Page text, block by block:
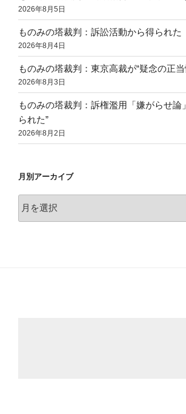
2026年8月5日
ものみの塔裁判：訴訟活動から得られた
2026年8月4日
ものみの塔裁判：東京高裁が“疑念の正
2026年8月3日
ものみの塔裁判：訴権濫用「嫌がらせ論
られた”
2026年8月2日
月別アーカイブ
別